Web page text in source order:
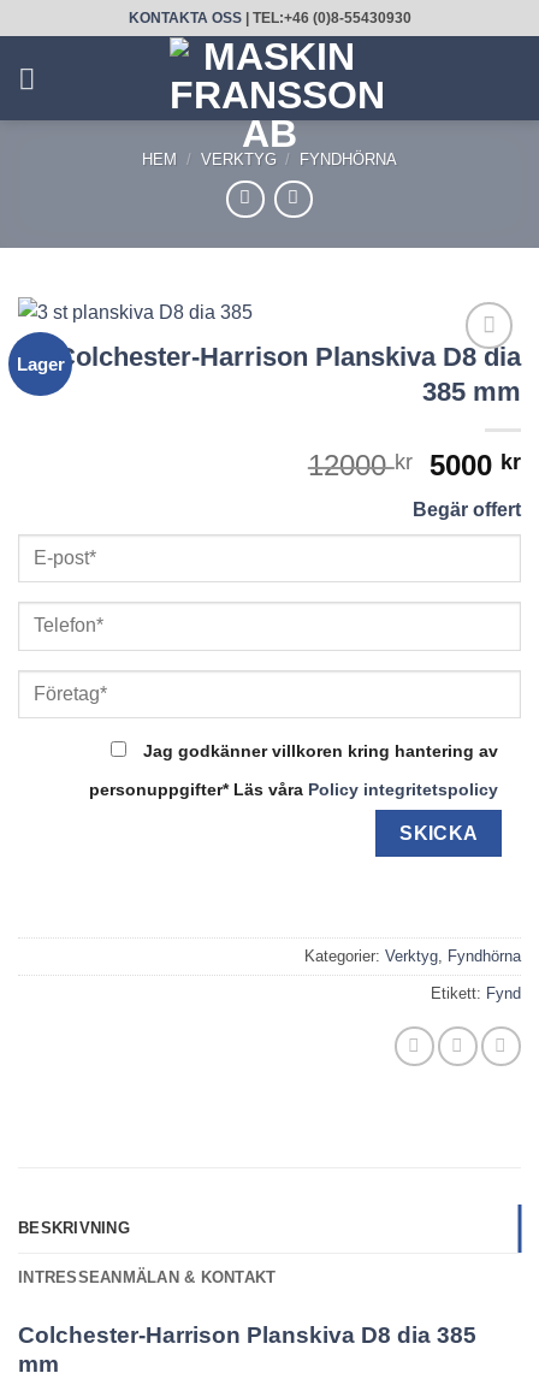
content
KONTAKTA OSS| TEL:+46 (0)8-55430930
HEM / VERKTYG / FYNDHÖRNA
Lager
TILL
PRODUKT!
Colchester-Harrison Planskiva D8 dia
385 mm
12000kr
Det
priset
12000
5000 kr
Begär offert
Jag godkänner villkoren kring hantering av
personuppgifter* Läs våra Policy integritetspolicy
Kategorier: Verktyg Fyndhörna
Etikett: Fynd
BESKRIVNING
INTRESSEANMÄLAN & KONTAKT
Colchester-Harrison Planskiva D8 dia 385
mm